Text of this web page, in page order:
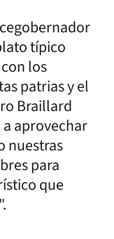
típico
los
patrias y el
Braillard
aprovechar
nuestras
para
que